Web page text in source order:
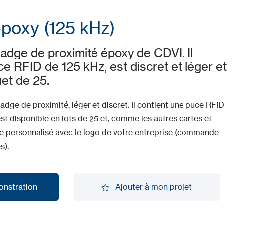
(125 kHz)
de proximité époxy de CDVI. Il
RFID de 125 kHz, est discret et léger et
de 25.
de proximité, léger et discret. Il contient une puce RFID
disponible en lots de 25 et, comme les autres cartes et
personnalisé avec le logo de votre entreprise (commande
Ajouter à mon projet